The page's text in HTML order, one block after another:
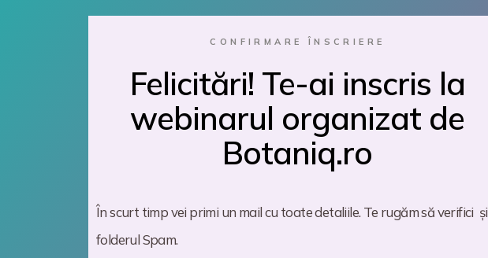
CONFIRMARE ÎNSCRIERE
Felicitări! Te-ai inscris la
webinarul organizat de
Botaniq.ro
În scurt timp vei primi un mail cu toate detaliile. Te rugăm să verifici și
folderul Spam.